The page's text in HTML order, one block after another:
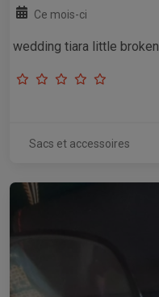
Ce mois-ci
wedding tiara little broken
Sacs et accessoires